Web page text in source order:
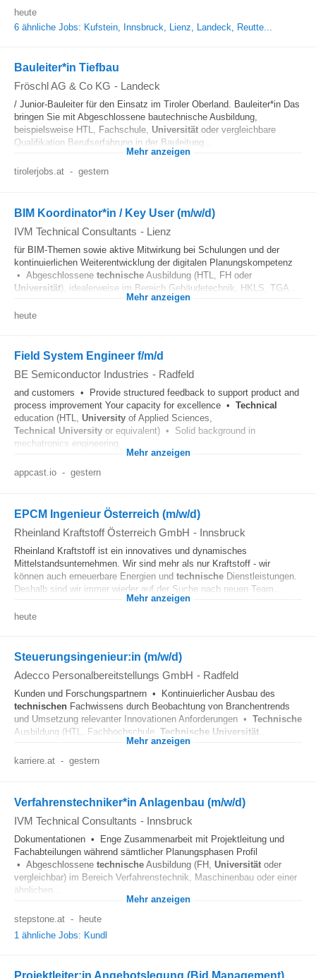
heute
6 ähnliche Jobs: Kufstein, Innsbruck, Lienz, Landeck, Reutte...
Bauleiter*in Tiefbau
Fröschl AG & Co KG - Landeck
/ Junior-Bauleiter für den Einsatz im Tiroler Oberland. Bauleiter*in Das
bringen Sie mit Abgeschlossene bautechnische Ausbildung,
beispielsweise HTL, Fachschule, Universität oder vergleichbare
Qualifikation Berufserfahrung in der Bauleitung...
Mehr anzeigen
tirolerjobs.at - gestern
BIM Koordinator*in / Key User (m/w/d)
IVM Technical Consultants - Lienz
für BIM-Themen sowie aktive Mitwirkung bei Schulungen und der
kontinuierlichen Weiterentwicklung der digitalen Planungskompetenz
• Abgeschlossene technische Ausbildung (HTL, FH oder
Universität), idealerweise im Bereich Gebäudetechnik, HKLS, TGA...
Mehr anzeigen
heute
Field System Engineer f/m/d
BE Semiconductor Industries - Radfeld
and customers • Provide structured feedback to support product and
process improvement Your capacity for excellence • Technical
education (HTL, University of Applied Sciences,
Technical University or equivalent) • Solid background in
mechatronics engineering...
Mehr anzeigen
appcast.io - gestern
EPCM Ingenieur Österreich (m/w/d)
Rheinland Kraftstoff Österreich GmbH - Innsbruck
Rheinland Kraftstoff ist ein innovatives und dynamisches
Mittelstandsunternehmen. Wir sind mehr als nur Kraftstoff - wir
können auch erneuerbare Energien und technische Dienstleistungen.
Deshalb sind wir immer wieder auf der Suche nach neuen Team...
Mehr anzeigen
heute
Steuerungsingenieur:in (m/w/d)
Adecco Personalbereitstellungs GmbH - Radfeld
Kunden und Forschungspartnern • Kontinuierlicher Ausbau des
technischen Fachwissens durch Beobachtung von Branchentrends
und Umsetzung relevanter Innovationen Anforderungen • Technische
Ausbildung (HTL, Fachhochschule, Technische Universität
Mehr anzeigen
karriere.at - gestern
Verfahrenstechniker*in Anlagenbau (m/w/d)
IVM Technical Consultants - Innsbruck
Dokumentationen • Enge Zusammenarbeit mit Projektleitung und
Fachabteilungen während sämtlicher Planungsphasen Profil
• Abgeschlossene technische Ausbildung (FH, Universität oder
vergleichbar) im Bereich Verfahrenstechnik, Maschinenbau oder einer
ähnlichen...
Mehr anzeigen
stepstone.at -
heute
1 ähnliche Jobs: Kundl
Projektleiter:in Angebotslegung (Bid Management)